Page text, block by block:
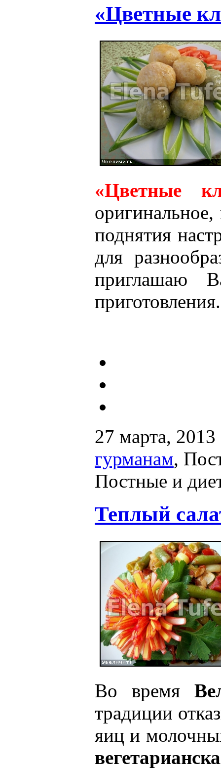
«Цветные
«Цветные
поднятия
для
приглашаю
приготовления.
27 марта,
гурманам,
Постные и
Теплый
Во время
традиции
яиц и